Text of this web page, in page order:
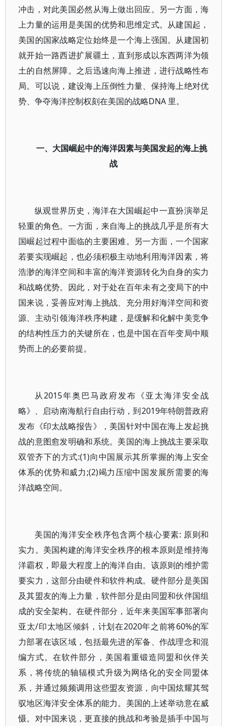
冲击，对此美国必然从海上做出回应。另一方面，海
上力量的运用是美国的优势和思维定式。从建国起，
美国的国家战略定位始终是一个海上强国。从建国初
就开始一路西进扩展疆土，直到形成以东西两洋为领
土的自然屏障。之后迅速向海上推进，进行战略性布
局。可以说，建设海上压倒性力量、保持海上绝对优
势、争夺海洋控制权刻在美国的战略DNA 里。
一、大国崛起中的海洋因素与美国发起的海上挑
战
纵观世界历史，海洋在大国崛起中一直扮演举足
轻重的角色。一方面，来自海上的挑战几乎是所有大
国崛起过程中面临的主要困难。另一方面，一个国家
若要实现崛起，也必须积极主动地利用海洋因素，将
浩渺的海洋空间和丰富的海洋资源转化为自身的实力
和战略优势。因此，对于处在百年未有之变局下的中
国来说，妥善应对海上挑战、充分用好海洋空间和资
源、主动引领海洋秩序构建，是缓解和化解中美竞争
的结构性压力的关键所在，也是中国在百年变局中顺
势而上的必要前提。
从2015年奥巴马政府发布《亚太海洋安全战
略》、启动南海航行自由行动，到2019年特朗普政府
发布《印太战略报告》，美国针对中国在海上发起挑
战的意图愈发明确和系统。美国的海上挑战主要采取
双管齐下的方式:(1)向中国展示其所掌握的海上安全
体系的优势和威力;(2)竭力压缩中国发展所需要的海
洋战略空间。
美国的海洋安全秩序包含两个核心要素: 原则和
实力。美国构建的海洋安全秩序的根本原则是维持海
洋霸权，即最大程度上的海洋自由。该原则的维护需
要实力，这部分由硬件和软件构成。硬件部分是美国
及其盟友的海上力量，软件部分是由同盟和伙伴国组
成的安全架构。在硬件部分，近年来美国军事部署向
亚太/印太地区倾斜，计划在2020年之前将60%的军
力部署在该区域，包括最先进的军备、作战理念和混
编方式。在软件部分，美国着重锻造同盟和伙伴关
系，将传统的轴辐模式升级为网络化的安全同盟体
系，并通过频频调用这些盟友资源，向中国炫耀其驾
驭地区海洋安全体系的能力。美国的上述举动意在威
慑。对中国来说，更直接的挑战和考验是插手中国与